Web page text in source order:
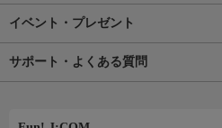
イベント・プレゼント
サポート・よくある質問